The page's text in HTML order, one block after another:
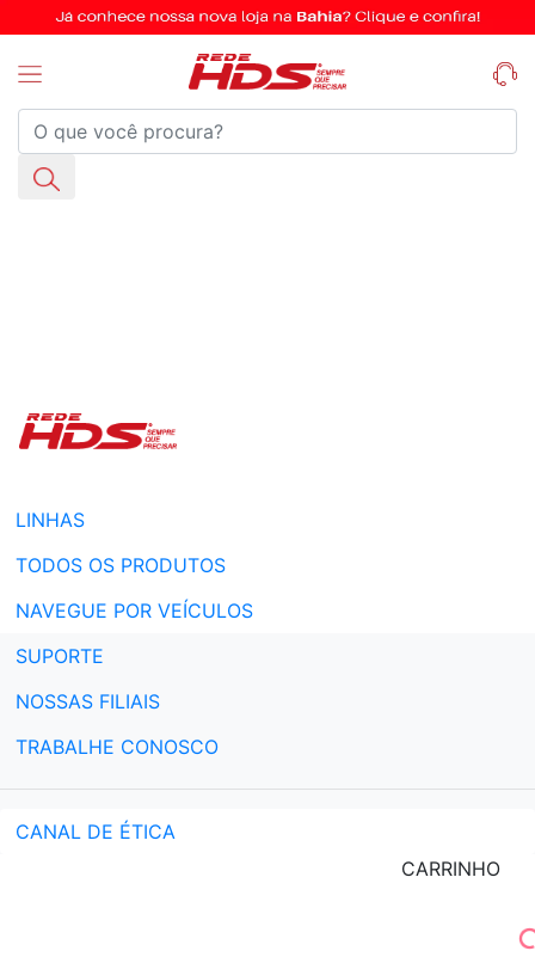
LINHAS
TODOS OS PRODUTOS
NAVEGUE POR VEÍCULOS
SUPORTE
NOSSAS FILIAIS
TRABALHE CONOSCO
CANAL DE ÉTICA
CARRINHO